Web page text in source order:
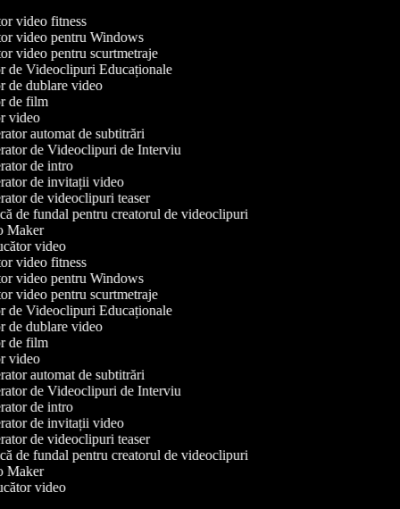
video fitness
video pentru Windows
video pentru scurtmetraje
Videoclipuri Educaționale
dublare video
de film
video
automat de subtitrări
de Videoclipuri de Interviu
de intro
de invitații video
de videoclipuri teaser
de fundal pentru creatorul de videoclipuri
video
video fitness
video pentru Windows
video pentru scurtmetraje
Videoclipuri Educaționale
dublare video
de film
video
automat de subtitrări
de Videoclipuri de Interviu
de intro
de invitații video
de videoclipuri teaser
de fundal pentru creatorul de videoclipuri
video